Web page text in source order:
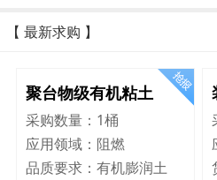
【 最新求购 】
聚台物级有机粘土
采购数量： 1桶
应用领域： 阻燃
品质要求： 有机膨润土